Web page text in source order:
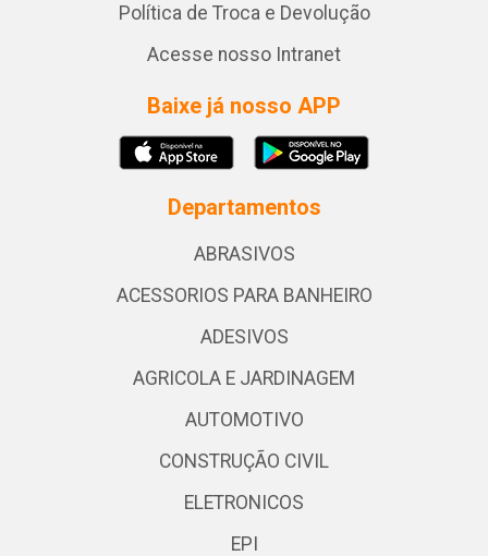
Política de Troca e Devolução
Acesse nosso Intranet
Baixe já nosso APP
Departamentos
ABRASIVOS
ACESSORIOS PARA BANHEIRO
ADESIVOS
AGRICOLA E JARDINAGEM
AUTOMOTIVO
CONSTRUÇÃO CIVIL
ELETRONICOS
EPI